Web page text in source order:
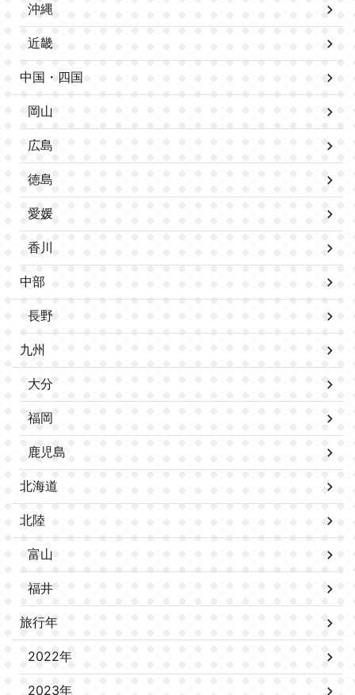
沖縄
近畿
中国・四国
岡山
広島
徳島
愛媛
香川
中部
長野
九州
大分
福岡
鹿児島
北海道
北陸
富山
福井
旅行年
2022年
2023年